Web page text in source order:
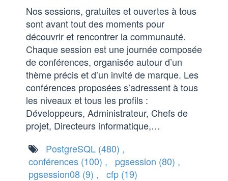
Nos sessions, gratuites et ouvertes à tous
sont avant tout des moments pour
découvrir et rencontrer la communauté.
Chaque session est une journée composée
de conférences, organisée autour d’un
thème précis et d’un invité de marque. Les
conférences proposées s’adressent à tous
les niveaux et tous les profils :
Développeurs, Administrateur, Chefs de
projet, Directeurs informatique,…
PostgreSQL (480) ,
conférences (100) , pgsession (80) ,
pgsession08 (9) , cfp (19)